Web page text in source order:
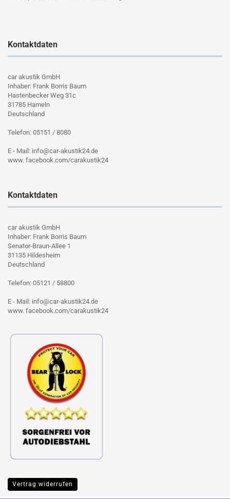
Kontaktdaten
car akustik GmbH
Inhaber: Frank Borris Baum
Hastenbecker Weg 31c
31785 Hameln
Deutschland
Telefon: 05151 / 8080
E - Mail: info@car-akustik24.de
www. facebook.com/carakustik24
Kontaktdaten
car akustik GmbH
Inhaber: Frank Borris Baum
Senator-Braun-Allee 1
31135 Hildesheim
Deutschland
Telefon: 05121 / 58800
E - Mail: info@car-akustik24.de
www. facebook.com/carakustik24
Vertrag widerrufen